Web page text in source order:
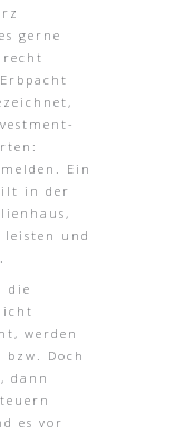
gerne
Ein
in der
und
die
werden
Doch
dann
es vor